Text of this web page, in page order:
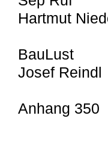
Hartmut
BauLust
Josef Reindl
Anhang 350